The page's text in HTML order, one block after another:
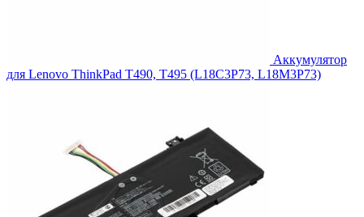
Аккумулятор
для Lenovo ThinkPad T490, T495 (L18C3P73, L18M3P73)